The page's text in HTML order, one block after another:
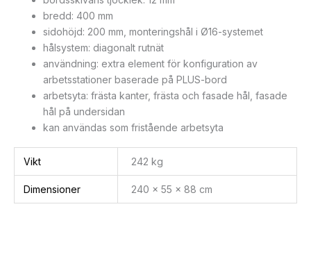
bredd: 400 mm
sidohöjd: 200 mm, monteringshål i Ø16-systemet
hålsystem: diagonalt rutnät
användning: extra element för konfiguration av
arbetsstationer baserade på PLUS-bord
arbetsyta: frästa kanter, frästa och fasade hål, fasade
hål på undersidan
kan användas som fristående arbetsyta
Vikt 242 kg
Dimensioner 240 × 55 × 88 cm